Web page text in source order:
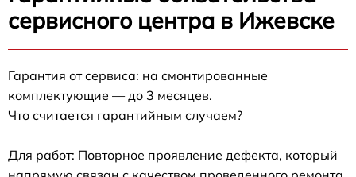
сервисного центра в Ижевске
Гарантия от сервиса: на смонтированные
комплектующие — до 3 месяцев.
Что считается гарантийным случаем?
Для работ: Повторное проявление дефекта, который